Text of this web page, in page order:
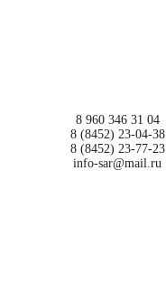
8 960 346 31 04
8 (8452) 23-04-38
8 (8452) 23-77-23
info-sar@mail.ru